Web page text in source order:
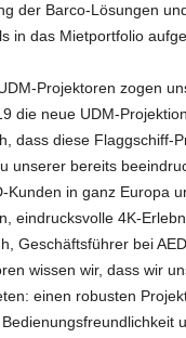
der Barco-Lösungen
in das Mietportfolio
Projektoren zogen
die neue UDM-
dass diese Flaggschiff-
unserer bereits
Kunden in ganz Europa
eindrucksvolle 4K-
Geschäftsführer bei
wissen wir, dass wir
einen robusten